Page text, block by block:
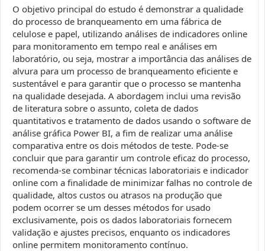
O objetivo principal do estudo é demonstrar a qualidade
do processo de branqueamento em uma fábrica de
celulose e papel, utilizando análises de indicadores online
para monitoramento em tempo real e análises em
laboratório, ou seja, mostrar a importância das análises de
alvura para um processo de branqueamento eficiente e
sustentável e para garantir que o processo se mantenha
na qualidade desejada. A abordagem inclui uma revisão
de literatura sobre o assunto, coleta de dados
quantitativos e tratamento de dados usando o software de
análise gráfica Power BI, a fim de realizar uma análise
comparativa entre os dois métodos de teste. Pode-se
concluir que para garantir um controle eficaz do processo,
recomenda-se combinar técnicas laboratoriais e indicador
online com a finalidade de minimizar falhas no controle de
qualidade, altos custos ou atrasos na produção que
podem ocorrer se um desses métodos for usado
exclusivamente, pois os dados laboratoriais fornecem
validação e ajustes precisos, enquanto os indicadores
online permitem monitoramento contínuo.